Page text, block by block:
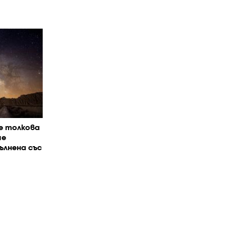
толкова
със